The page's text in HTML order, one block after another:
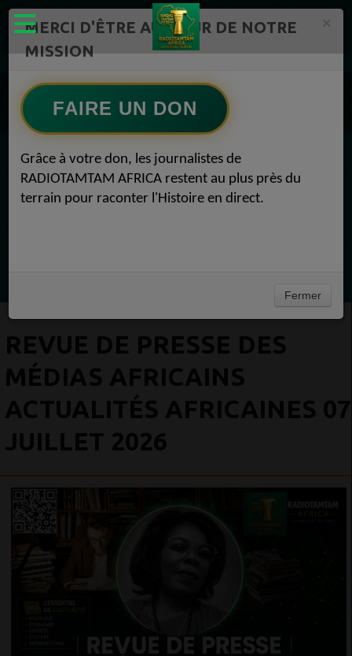
Actualité en continu /Politique/Culture/ Mode/
Actualités africaines 1
REVUE DE PRESSE DES MÉDIAS AFRICAINS Actualités africaines 07 juillet 2026
EN CE MOMENT
MERCI D'ÊTRE AU CŒUR DE NOTRE
MISSION
FAIRE UN DON
Grâce à votre don, les journalistes de
RADIOTAMTAM AFRICA restent au plus près du
terrain pour raconter l'Histoire en direct.
Fermer